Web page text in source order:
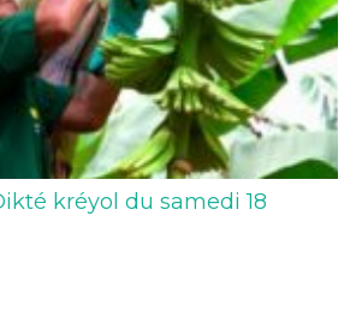
kréyol du samedi 18